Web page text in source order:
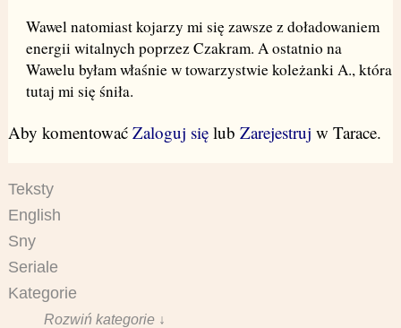
Wawel natomiast kojarzy mi się zawsze z doładowaniem
energii witalnych poprzez Czakram. A ostatnio na
Wawelu byłam właśnie w towarzystwie koleżanki A., która
tutaj mi się śniła.
Aby komentować Zaloguj sięlub Zarejestruj w Tarace.
Teksty
English
Sny
Seriale
Kategorie
Rozwiń kategorie ↓